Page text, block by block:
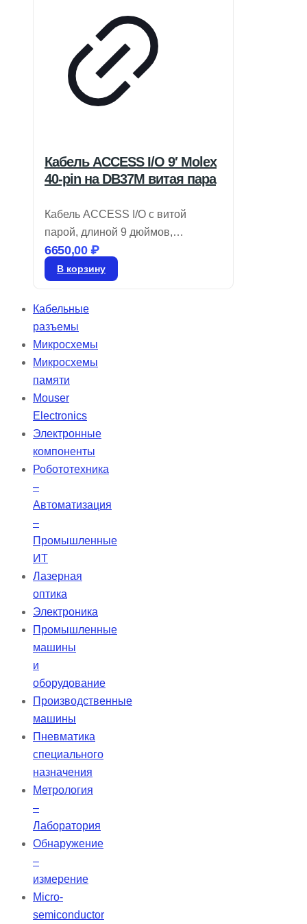
Кабель ACCESS I/O 9′ Molex
40-pin на DB37M витая пара
Кабель ACCESS I/O с витой
парой, длиной 9 дюймов,
переходник Molex 40-pin на
DB37M. Артикул: CAB-M.2-ADIO.
6650,00₽
В корзину
Кабельные
разъемы
Микросхемы
Микросхемы
памяти
Mouser
Electronics
Электронные
компоненты
Робототехника
–
Автоматизация
–
Промышленные
ИТ
Лазерная
оптика
Электроника
Промышленные
машины
и
оборудование
Производственные
машины
Пневматика
специального
назначения
Метрология
–
Лаборатория
Обнаружение
–
измерение
Micro-
semiconductor